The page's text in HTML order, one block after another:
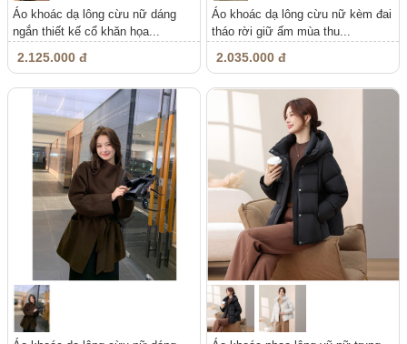
Áo khoác dạ lông cừu nữ dáng
ngắn thiết kế cổ khăn họa...
2.125.000 đ
Áo khoác dạ lông cừu nữ kèm đai
tháo rời giữ ấm mùa thu...
2.035.000 đ